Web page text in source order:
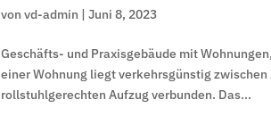
vonvd-admin |Juni 8, 2023
Geschäfts- und Praxisgebäude mit
einer Wohnung liegt verkehrsgünstig
rollstuhlgerechten Aufzug verbunden. Das...